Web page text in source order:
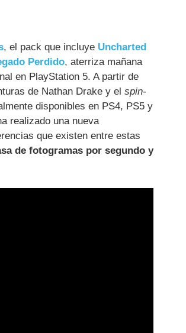
, el pack que incluye Uncharted
Perdido, aterriza mañana
en PlayStation 5. A partir de
de Nathan Drake y el spin-
disponibles en PS4, PS5 y
realizado una nueva
que existen entre estas
de fotogramas por segundo y